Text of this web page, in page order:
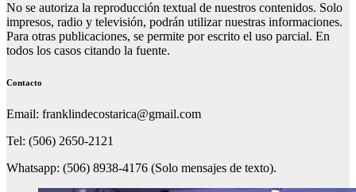
No se autoriza la reproducción textual de nuestros contenidos. Solo
impresos, radio y televisión, podrán utilizar nuestras informaciones.
Para otras publicaciones, se permite por escrito el uso parcial. En
todos los casos citando la fuente.
Contacto
Email: franklindecostarica@gmail.com
Tel: (506) 2650-2121
Whatsapp: (506) 8938-4176 (Solo mensajes de texto).